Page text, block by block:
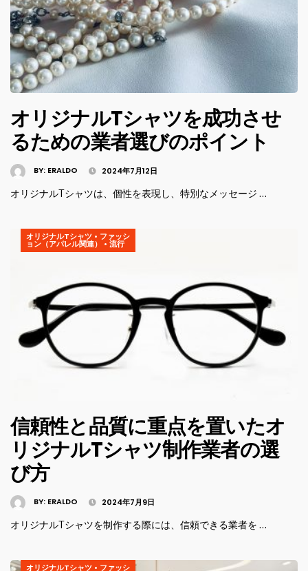
オリジナルTシャツを成功させ
るための業者選びのポイント
BY: ERALDO 2024年7月12日
オリジナルTシャツは、個性を表現し、特別なメッセージ …
オリジナルTシャツ • ファッシ
ョン（アパレル関連） • 流行
信頼性と品質に重点を置いたオ
リジナルTシャツ制作業者の選
び方
BY: ERALDO 2024年7月9日
オリジナルTシャツを制作する際には、信頼できる業者を …
オリジナルTシャツ • ファッシ